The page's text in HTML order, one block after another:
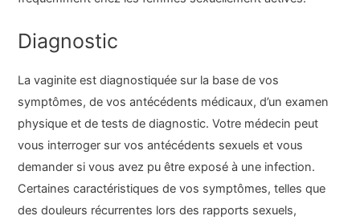
Diagnostic
La vaginite est diagnostiquée sur la base de vos
symptômes, de vos antécédents médicaux, d’un examen
physique et de tests de diagnostic. Votre médecin peut
vous interroger sur vos antécédents sexuels et vous
demander si vous avez pu être exposé à une infection.
Certaines caractéristiques de vos symptômes, telles que
des douleurs récurrentes lors des rapports sexuels,